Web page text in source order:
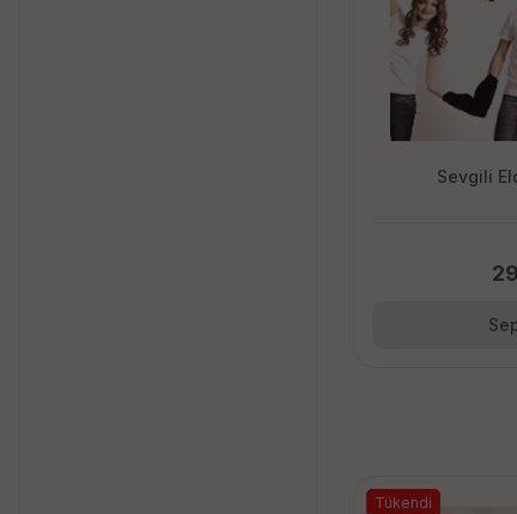
Sevgili
Tükendi